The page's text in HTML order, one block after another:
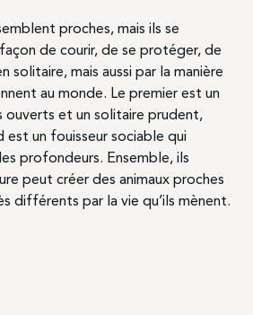
proches, mais ils se
de courir, de se protéger, de
solitaire, mais aussi par la manière
au monde. Le premier est un
ouverts et un solitaire prudent,
est un fouisseur sociable qui
profondeurs. Ensemble, ils
peut créer des animaux proches
différents par la vie qu’ils mènent.